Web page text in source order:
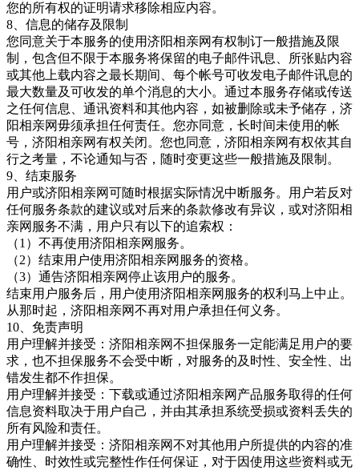
您的所有权的证明请求移除相应内容。
8、信息的储存及限制
您同意关于本服务的使用济阳相亲网有权制订一般措施及限
制，包含但不限于本服务将保留的电子邮件讯息、所张贴内容
或其他上载内容之最长期间、每个帐号可收发电子邮件讯息的
最大数量及可收发的单个消息的大小。通过本服务存储或传送
之任何信息、通讯资料和其他内容，如被删除或未予储存，济
阳相亲网毋须承担任何责任。您亦同意，长时间未使用的帐
号，济阳相亲网有权关闭。您也同意，济阳相亲网有权依其自
行之考量，不论通知与否，随时变更这些一般措施及限制。
9、结束服务
用户或济阳相亲网可随时根据实际情况中断服务。用户若反对
任何服务条款的建议或对后来的条款修改有异议，或对济阳相
亲网服务不满，用户只有以下的追索权：
（1）不再使用济阳相亲网服务。
（2）结束用户使用济阳相亲网服务的资格。
（3）通告济阳相亲网停止该用户的服务。
结束用户服务后，用户使用济阳相亲网服务的权利马上中止。
从那时起，济阳相亲网不再对用户承担任何义务。
10、免责声明
用户理解并接受：济阳相亲网不担保服务一定能满足用户的要
求，也不担保服务不会受中断，对服务的及时性、安全性、出
错发生都不作担保。
用户理解并接受：下载或通过济阳相亲网 产品服务取得的任何
信息资料取决于用户自己，并由其承担系统受损或资料丢失的
所有风险和责任。
用户理解并接受：济阳相亲网不对其他用户所提供的内容的准
确性、时效性或完整性作任何保证，对于因使用这些资料或无